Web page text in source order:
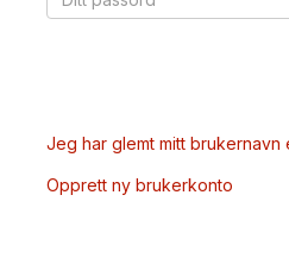
Jeg har glemt mitt
Opprett ny brukerkonto